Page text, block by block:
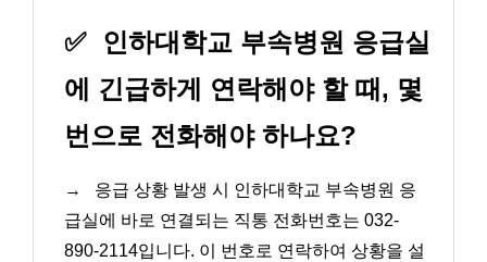
✅
인하대학교 부속병원 응급실
에 긴급하게 연락해야 할 때, 몇
번으로 전화해야 하나요?
→
응급 상황 발생 시 인하대학교 부속병원 응
급실에 바로 연결되는 직통 전화번호는 032-
890-2114입니다. 이 번호로 연락하여 상황을 설